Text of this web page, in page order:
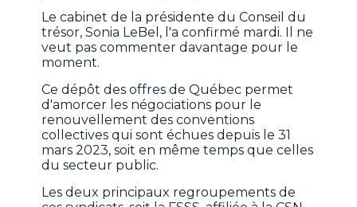
Le cabinet de la présidente du Conseil du
trésor, Sonia LeBel, l'a confirmé mardi. Il ne
veut pas commenter davantage pour le
moment.
Ce dépôt des offres de Québec permet
d'amorcer les négociations pour le
renouvellement des conventions
collectives qui sont échues depuis le 31
mars 2023, soit en même temps que celles
du secteur public.
Les deux principaux regroupements de